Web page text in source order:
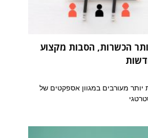
הכשרות, הסבות מקצוע
יותר מעורבים במגוון אספקטים של